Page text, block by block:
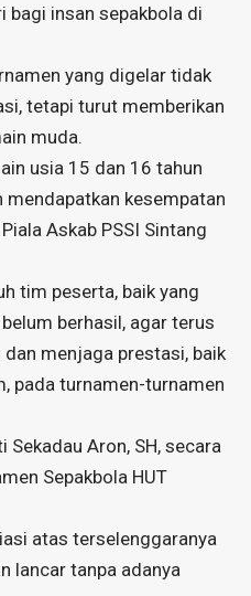
insan sepakbola di
yang digelar tidak
tetapi turut memberikan
muda.
usia 15 dan 16 tahun
kesempatan
Askab PSSI Sintang
tim peserta, baik yang
berhasil, agar terus
menjaga prestasi, baik
pada turnamen-turnamen
Sekadau Aron, SH, secara
Sepakbola HUT
atas terselenggaranya
lancar tanpa adanya